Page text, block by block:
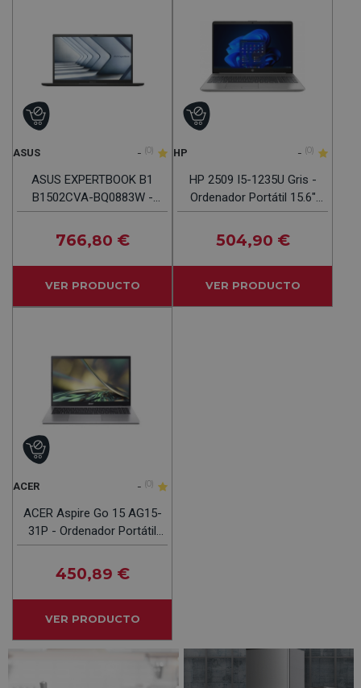
ASUS - (0)
ASUS EXPERTBOOK B1
B1502CVA-BQ0883W -
Ordenador Portátil Intel
Core I7-1355U 15.6"
512GB
766,80 €
VER PRODUCTO
HP - (0)
HP 2509 I5-1235U Gris -
Ordenador Portátil 15.6"
8GB 256GB
504,90 €
VER PRODUCTO
ACER - (0)
ACER Aspire Go 15 AG15-
31P - Ordenador Portátil
8GB 512GB
450,89 €
VER PRODUCTO